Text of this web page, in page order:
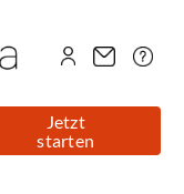
Jetzt
starten